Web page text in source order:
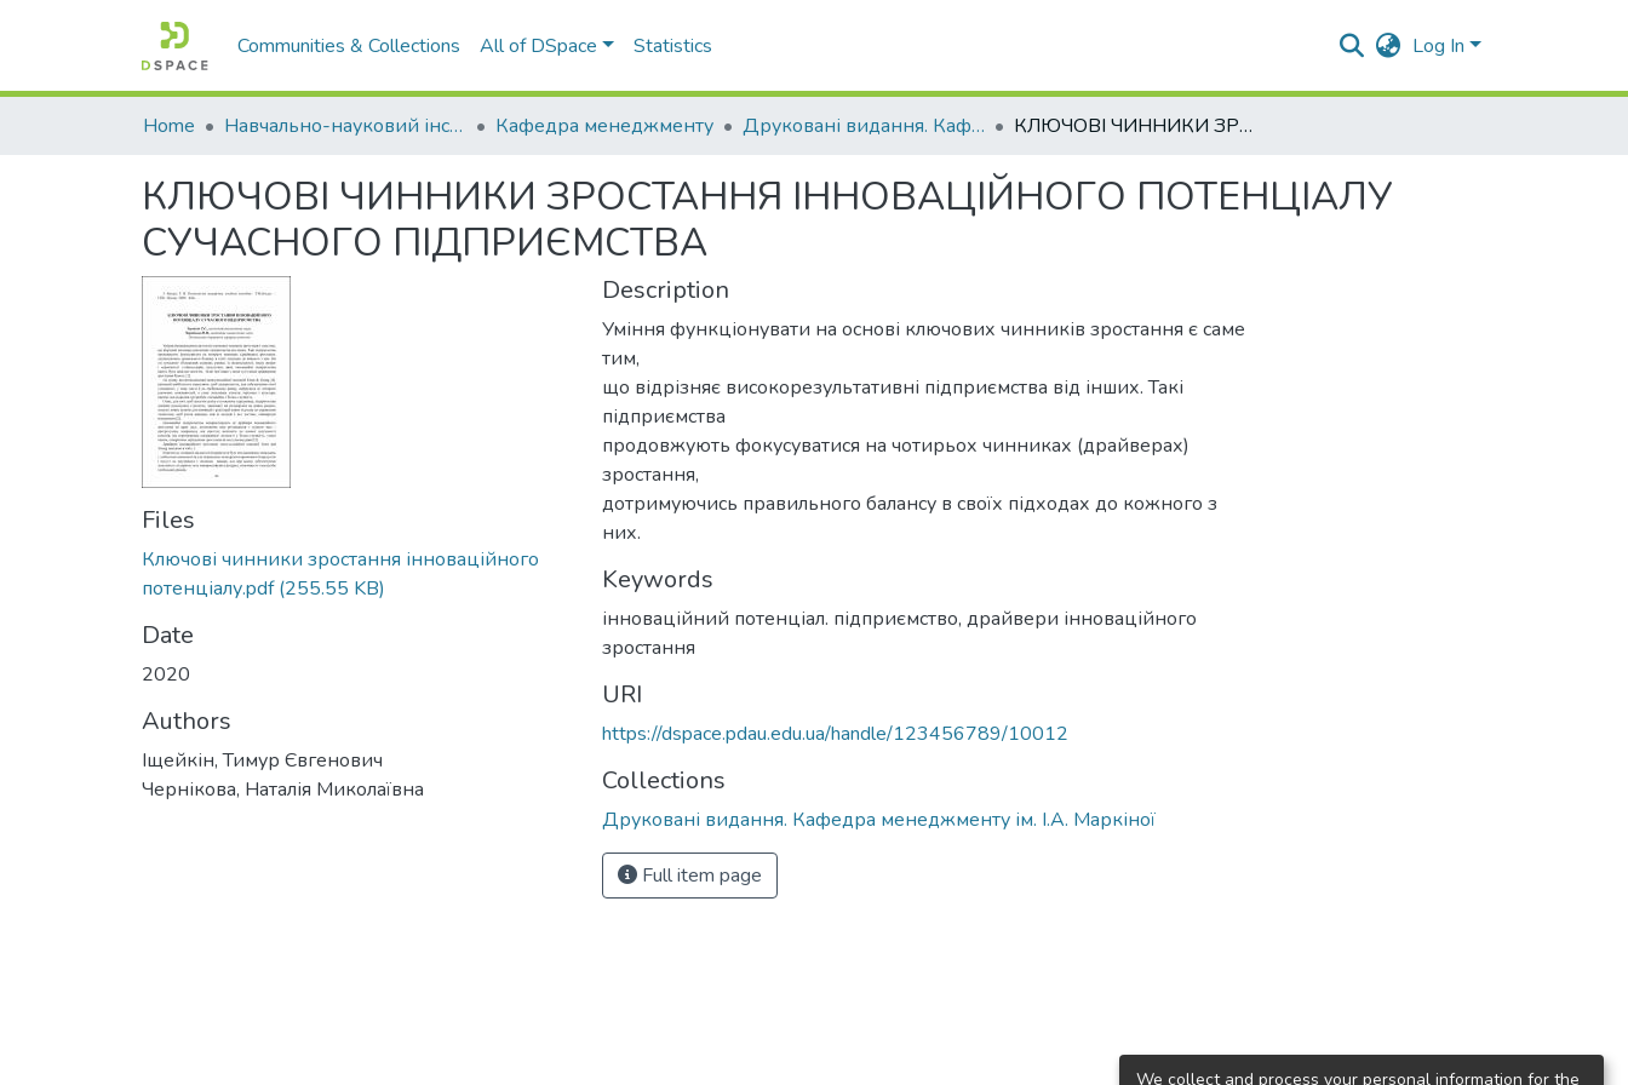
Communities & Collections All of DSpace Statistics Log In
Home Навчально-науковий інститут економіки, управління, права та інформаційних технологій Кафедра менеджменту Друковані видання. Кафедра менеджменту ім. І.А. Маркіної КЛЮЧОВІ ЧИННИКИ ЗРОСТАННЯ ІННОВАЦІЙНОГО ПОТЕНЦІАЛУ СУЧАСНОГО ПІДПРИЄМСТВА
КЛЮЧОВІ ЧИННИКИ ЗРОСТАННЯ ІННОВАЦІЙНОГО ПОТЕНЦІАЛУ
СУЧАСНОГО ПІДПРИЄМСТВА
Files
Ключові чинники зростання інноваційного
потенціалу.pdf(255.55 KB)
Date
2020
Authors
Іщейкін, Тимур Євгенович
Чернікова, Наталія Миколаївна
Description
Уміння функціонувати на основі ключових чинників зростання є саме
тим,
що відрізняє високорезультативні підприємства від інших. Такі
підприємства
продовжують фокусуватися на чотирьох чинниках (драйверах)
зростання,
дотримуючись правильного балансу в своїх підходах до кожного з
них.
Keywords
інноваційний потенціал. підприємство, драйвери інноваційного
зростання
URI
https://dspace.pdau.edu.ua/handle/123456789/10012
Collections
Друковані видання. Кафедра менеджменту ім. І.А. Маркіної
Full item page
We collect and process your personal information for the